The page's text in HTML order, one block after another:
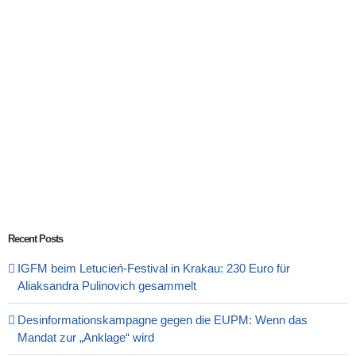
Recent Posts
IGFM beim Letucień-Festival in Krakau: 230 Euro für
Aliaksandra Pulinovich gesammelt
Desinformationskampagne gegen die EUPM: Wenn das
Mandat zur „Anklage“ wird